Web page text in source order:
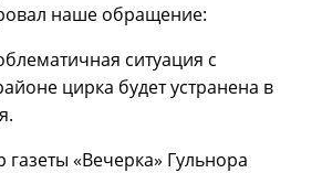
наше обращение:
ситуация с
цирка будет устранена в
газеты «Вечерка» Гульнора